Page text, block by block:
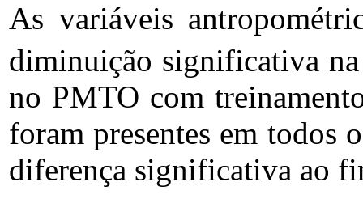
As variáveis
diminuição significativa
no PMTO com
foram presentes em todos
diferença significativa ao